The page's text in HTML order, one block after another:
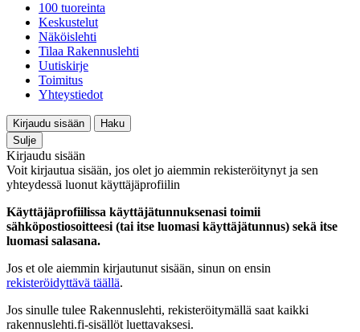
100 tuoreinta
Keskustelut
Näköislehti
Tilaa Rakennuslehti
Uutiskirje
Toimitus
Yhteystiedot
Kirjaudu sisään
Haku
Sulje
Kirjaudu sisään
Voit kirjautua sisään, jos olet jo aiemmin rekisteröitynyt ja sen
yhteydessä luonut käyttäjäprofiilin
Käyttäjäprofiilissa käyttäjätunnuksenasi toimii
sähköpostiosoitteesi (tai itse luomasi käyttäjätunnus) sekä itse
luomasi salasana.
Jos et ole aiemmin kirjautunut sisään, sinun on ensin
rekisteröidyttävä täällä.
Jos sinulle tulee Rakennuslehti, rekisteröitymällä saat kaikki
rakennuslehti.fi-sisällöt luettavaksesi.